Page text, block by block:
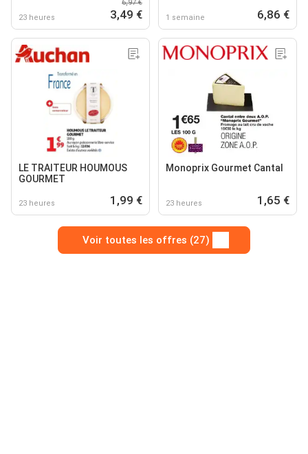
23 heures
6,97 €
3,49 € 1 semaine 6,86 €
LE TRAITEUR HOUMOUS
GOURMET
23 heures 1,99 €
Monoprix Gourmet Cantal
23 heures 1,65 €
Voir toutes les offres (27)